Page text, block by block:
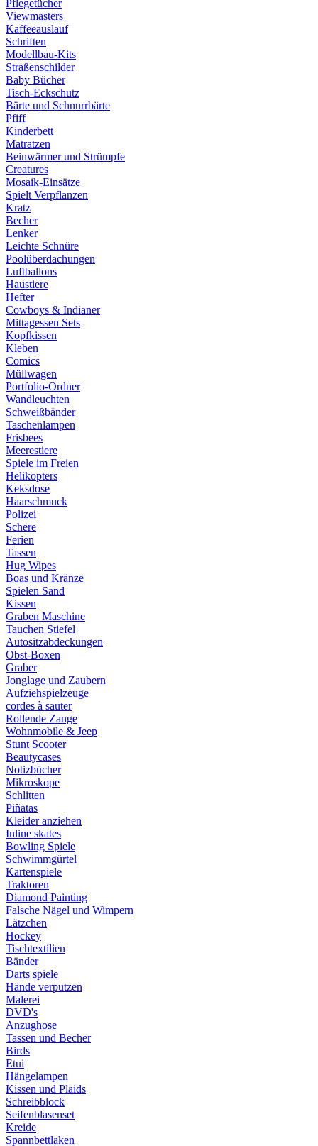
Pflegetücher
Viewmasters
Kaffeeauslauf
Schriften
Modellbau-Kits
Straßenschilder
Baby Bücher
Tisch-Eckschutz
Bärte und Schnurrbärte
Pfiff
Kinderbett
Matratzen
Beinwärmer und Strümpfe
Creatures
Mosaik-Einsätze
Spielt Verpflanzen
Kratz
Becher
Lenker
Leichte Schnüre
Poolüberdachungen
Luftballons
Haustiere
Hefter
Cowboys & Indianer
Mittagessen Sets
Kopfkissen
Kleben
Comics
Müllwagen
Portfolio-Ordner
Wandleuchten
Schweißbänder
Taschenlampen
Frisbees
Meerestiere
Spiele im Freien
Helikopters
Keksdose
Haarschmuck
Polizei
Schere
Ferien
Tassen
Hug Wipes
Boas und Kränze
Spielen Sand
Kissen
Graben Maschine
Tauchen Stiefel
Autositzabdeckungen
Obst-Boxen
Graber
Jonglage und Zaubern
Aufziehspielzeuge
cordes à sauter
Rollende Zange
Wohnmobile & Jeep
Stunt Scooter
Beautycases
Notizbücher
Mikroskope
Schlitten
Piñatas
Kleider anziehen
Inline skates
Bowling Spiele
Schwimmgürtel
Kartenspiele
Traktoren
Diamond Painting
Falsche Nägel und Wimpern
Lätzchen
Hockey
Tischtextilien
Bänder
Darts spiele
Hände verputzen
Malerei
DVD's
Anzughose
Tassen und Becher
Birds
Etui
Hängelampen
Kissen und Plaids
Schreibblock
Seifenblasenset
Kreide
Spannbettlaken